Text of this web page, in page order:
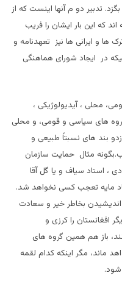
تدبیر دو م آنها اینست که از
که این بار ایشان را فریب
ها و ایرانی ها نیز تعهدنامه و
در ایجاد شورای هماهنگی
محلی ، آیدیولوژیکی ،
گروه های سیاسی و قومی، و محلی
بند های نسبتاً طبیعی و
مثال حمایت سازمان
، استاد سیاف و یا گل آقا
مایه تعجب کسی نخواهد شد.
اندیشیدن بخاطر خیر و سعادت
افغانستان را کرزی و
باز هم همین گروه های
ماند، مگر اینکه کدام لقمه
شود.